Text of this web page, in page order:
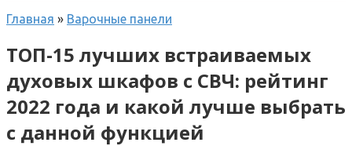
Главная » Варочные панели
ТОП-15 лучших встраиваемых
духовых шкафов с СВЧ: рейтинг
2022 года и какой лучше выбрать
с данной функцией